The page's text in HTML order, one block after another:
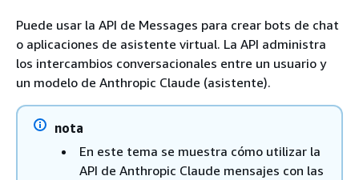
Puede usar la API de Messages para crear bots de chat
o aplicaciones de asistente virtual. La API administra
los intercambios conversacionales entre un usuario y
un modelo de Anthropic Claude (asistente).
nota
En este tema se muestra cómo utilizar la
API de Anthropic Claude mensajes con las